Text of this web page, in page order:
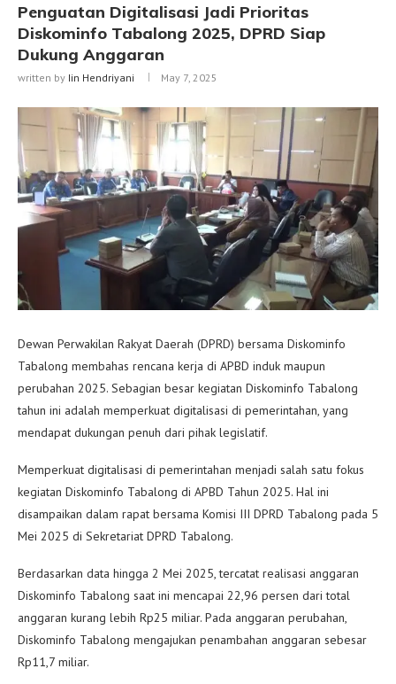
Penguatan Digitalisasi Jadi Prioritas
Diskominfo Tabalong 2025, DPRD Siap
Dukung Anggaran
written by Iin Hendriyani May 7, 2025
Dewan Perwakilan Rakyat Daerah (DPRD) bersama Diskominfo
Tabalong membahas rencana kerja di APBD induk maupun
perubahan 2025. Sebagian besar kegiatan Diskominfo Tabalong
tahun ini adalah memperkuat digitalisasi di pemerintahan, yang
mendapat dukungan penuh dari pihak legislatif.
Memperkuat digitalisasi di pemerintahan menjadi salah satu fokus
kegiatan Diskominfo Tabalong di APBD Tahun 2025. Hal ini
disampaikan dalam rapat bersama Komisi III DPRD Tabalong pada 5
Mei 2025 di Sekretariat DPRD Tabalong.
Berdasarkan data hingga 2 Mei 2025, tercatat realisasi anggaran
Diskominfo Tabalong saat ini mencapai 22,96 persen dari total
anggaran kurang lebih Rp25 miliar. Pada anggaran perubahan,
Diskominfo Tabalong mengajukan penambahan anggaran sebesar
Rp11,7 miliar.